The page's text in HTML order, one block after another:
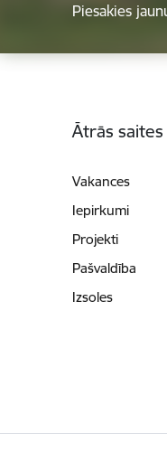
Piesakies
Ātrās saites
Vakances
Iepirkumi
Projekti
Pašvaldība
Izsoles